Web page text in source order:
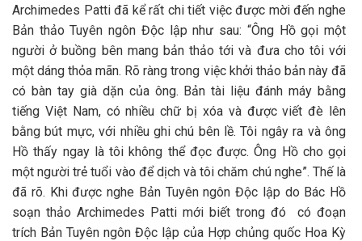
Archimedes Patti đã kể rất chi tiết việc được mời đến nghe
Bản thảo Tuyên ngôn Độc lập như sau: “Ông Hồ gọi một
người ở buồng bên mang bản thảo tới và đưa cho tôi với
một dáng thỏa mãn. Rõ ràng trong việc khởi thảo bản này đã
có bàn tay già dặn của ông. Bản tài liệu đánh máy bằng
tiếng Việt Nam, có nhiều chữ bị xóa và được viết đè lên
bằng bút mực, với nhiều ghi chú bên lề. Tôi ngây ra và ông
Hồ thấy ngay là tôi không thể đọc được. Ông Hồ cho gọi
một người trẻ tuổi vào để dịch và tôi chăm chú nghe”. Thế là
đã rõ. Khi được nghe Bản Tuyên ngôn Độc lập do Bác Hồ
soạn thảo Archimedes Patti mới biết trong đó có đoạn
trích Bản Tuyên ngôn Độc lập của Hợp chủng quốc Hoa Kỳ